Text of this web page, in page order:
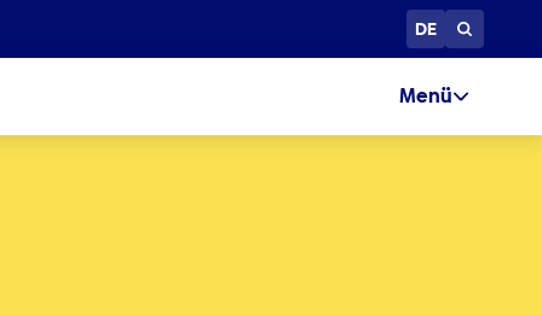
DE
Menü